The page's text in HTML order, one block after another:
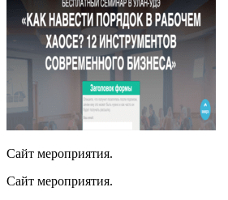
Сайт мероприятия.
Сайт мероприятия.